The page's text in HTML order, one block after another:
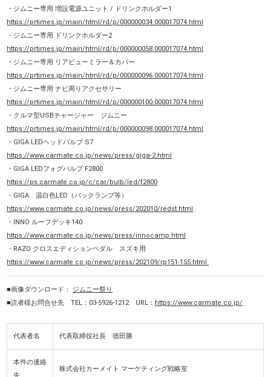
・ジムニー専用 増設電源ユニット / ドリンクホルダー1
https://prtimes.jp/main/html/rd/p/000000034.000017074.html
・ジムニー専用 ドリンクホルダー2
https://prtimes.jp/main/html/rd/p/000000058.000017074.html
・ジムニー専用 リアビューミラー＆カバー
https://prtimes.jp/main/html/rd/p/000000096.000017074.html
・ジムニー専用 ナビ周りアクセサリー
https://prtimes.jp/main/html/rd/p/000000100.000017074.html
・クルマ型USBチャージャー ジムニー
https://prtimes.jp/main/html/rd/p/000000098.000017074.html
・GIGA LEDヘッドバルブ S7
https://www.carmate.co.jp/news/press/giga-2.html
・GIGA LEDフォグバルブ F2800
https://ps.carmate.co.jp/c/car/bulb/led/f2800
・GIGA 温白色LED（バックランプ等）
https://www.carmate.co.jp/news/press/202010/redst.html
・INNO ルーフデッキ140
https://www.carmate.co.jp/news/press/innocamp.html
・RAZO クロスエディションペダル スズキ用
https://www.carmate.co.jp/news/press/202109/rp151-155.html
■画像ダウンロード： ジムニー祭り
■読者様お問合せ先 TEL：03-5926-1212 URL： https://www.carmate.co.jp/
代表者名 代表取締役社長 徳田勝
本件の連絡
先
株式会社カーメイト マーケティング戦略室